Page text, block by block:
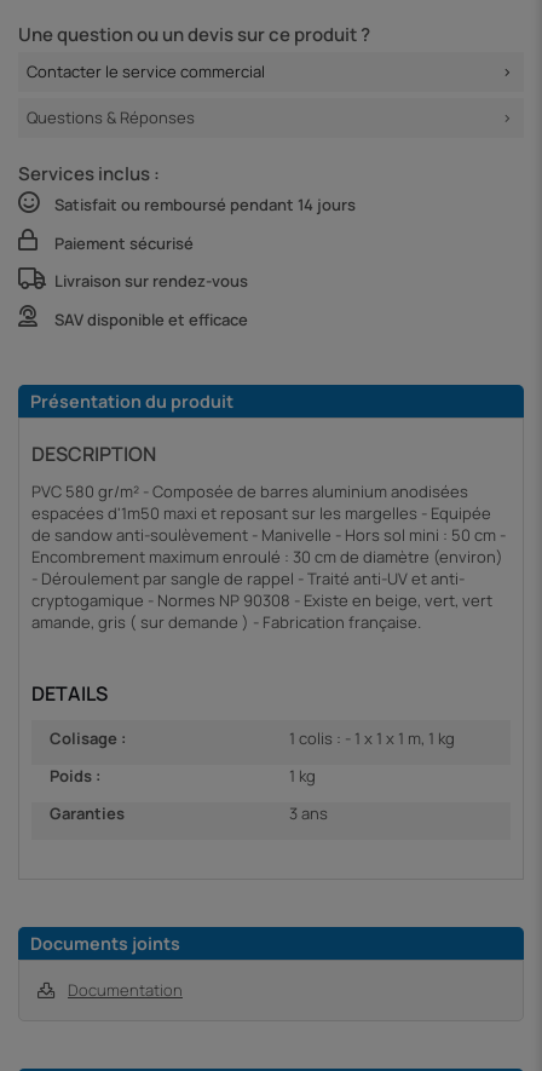
Une question ou un devis sur ce produit ?
Contacter le service commercial
Questions & Réponses
Services inclus :
Satisfait ou remboursé pendant 14 jours
Paiement sécurisé
Livraison sur rendez-vous
SAV disponible et efficace
Présentation du produit
DESCRIPTION
PVC 580 gr/m² - Composée de barres aluminium anodisées
espacées d'1m50 maxi et reposant sur les margelles - Equipée
de sandow anti-soulèvement - Manivelle - Hors sol mini : 50 cm -
Encombrement maximum enroulé : 30 cm de diamètre (environ)
- Déroulement par sangle de rappel - Traité anti-UV et anti-
cryptogamique - Normes NP 90308 - Existe en beige, vert, vert
amande, gris ( sur demande ) - Fabrication française.
DETAILS
Colisage :
1 colis : - 1 x 1 x 1 m, 1 kg
Poids :
1 kg
Garanties
3 ans
Documents joints
Documentation